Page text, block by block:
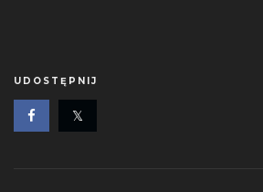
UDOSTĘPNIJ